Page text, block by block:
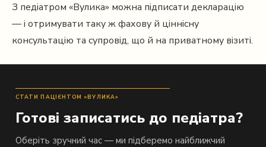
З педіатром «Вулика» можна підписати декларацію
— і отримувати таку ж фахову й ціннісну
консультацію та супровід, що й на приватному візиті.
СТАТИ ПАЦІЄНТОМ «ВУЛИКА»
Готові записатись до педіатра?
Оберіть зручний час — ми підберемо найближчий